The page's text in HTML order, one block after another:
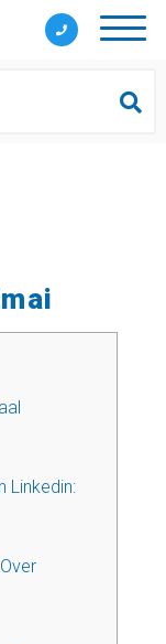
Linkedin: